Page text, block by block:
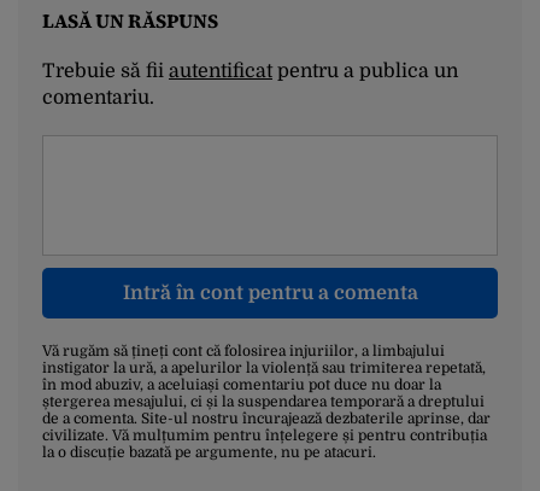
LASĂ UN RĂSPUNS
Trebuie să fii autentificatpentru a publica un
comentariu.
Intră în cont pentru a comenta
Vă rugăm să țineți cont că folosirea injuriilor, a limbajului
instigator la ură, a apelurilor la violență sau trimiterea repetată,
în mod abuziv, a aceluiași comentariu pot duce nu doar la
ștergerea mesajului, ci și la suspendarea temporară a dreptului
de a comenta. Site-ul nostru încurajează dezbaterile aprinse, dar
civilizate. Vă mulțumim pentru înțelegere și pentru contribuția
la o discuție bazată pe argumente, nu pe atacuri.